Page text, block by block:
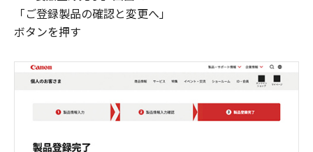
「ご登録製品の確認と変更へ」
ボタンを押す